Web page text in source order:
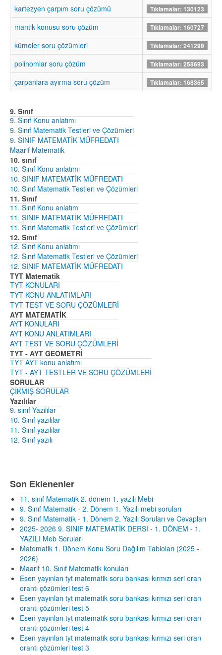
kartezyen çarpım soru çözümü Tıklamalar: 130123
mantık konusu soru çözüm Tıklamalar: 160727
kümeler soru çözümleri Tıklamalar: 241299
polinomlar soru çözüm Tıklamalar: 258693
çarpanlara ayırma soru çözüm Tıklamalar: 168365
9. Sınıf
9. Sınıf Konu anlatımı
9. Sınıf Matematik Testleri ve Çözümleri
9. SINIF MATEMATİK MÜFREDATI
Maarif Matematik
10. sınıf
10. Sınıf Konu anlatımı
10. SINIF MATEMATİK MÜFREDATI
10. Sınıf Matematik Testleri ve Çözümleri
11. Sınıf
11. Sınıf Konu anlatım
11. SINIF MATEMATİK MÜFREDATI
11. Sınıf Matematik Testleri ve Çözümleri
12. Sınıf
12. Sınıf Konu anlatımı
12. Sınıf Matematik Testleri ve Çözümleri
12. SINIF MATEMATİK MÜFREDATI
TYT Matematik
TYT KONULARI
TYT KONU ANLATIMLARI
TYT TEST VE SORU ÇÖZÜMLERİ
AYT MATEMATİK
AYT KONULARI
AYT KONU ANLATIMLARI
AYT TEST VE SORU ÇÖZÜMLERİ
TYT - AYT GEOMETRİ
TYT AYT konu anlatımı
TYT - AYT TESTLER VE SORU ÇÖZÜMLERİ
SORULAR
ÇIKMIŞ SORULAR
Yazılılar
9. sınıf Yazılılar
10. Sınıf yazılılar
11. Sınıf yazılılar
12. Sınıf yazılı
Son Eklenenler
11. sınıf Matematik 2. dönem 1. yazılı Mebi
9. Sınıf Matematik - 2. Dönem 1. Yazılı mebi soruları
9. Sınıf Matematik - 1. Dönem 2. Yazılı Soruları ve Cevapları
2025- 2026 9. SINIF MATEMATİK DERSI - 1. DÖNEM - 1.
YAZILI Meb Soruları
Matematik 1. Dönem Konu Soru Dağılım Tabloları (2025 -
2026)
Maarif 10. Sınıf Matematik konuları
Esen yayınları tyt matematik soru bankası kırmızı seri oran
orantı çözümleri test 6
Esen yayınları tyt matematik soru bankası kırmızı seri oran
orantı çözümleri test 5
Esen yayınları tyt matematik soru bankası kırmızı seri oran
orantı çözümleri test 4
Esen yayınları tyt matematik soru bankası kırmızı seri oran
orantı çözümleri test 3